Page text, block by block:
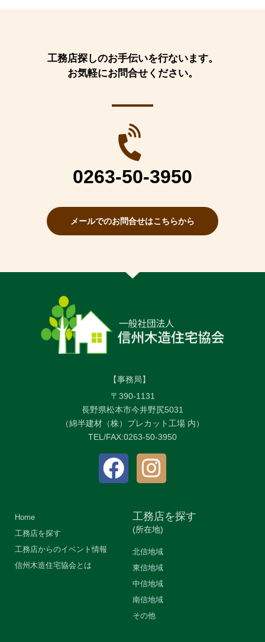
工務店探しのお手伝いを行ないます。
お気軽にお問合せください。
0263-50-3950
メールでのお問合せはこちらから
【事務局】
〒390-1131
長野県松本市今井野尻5031
（綿半建材（株）プレカット工場 内）
TEL/FAX:0263-50-3950
Home
工務店を探す
工務店からのイベント情報
信州木造住宅協会とは
工務店を探す
(所在地)
北信地域
東信地域
中信地域
南信地域
その他